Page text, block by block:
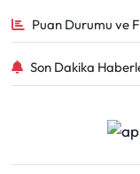
Puan Durumu ve
Son Dakika